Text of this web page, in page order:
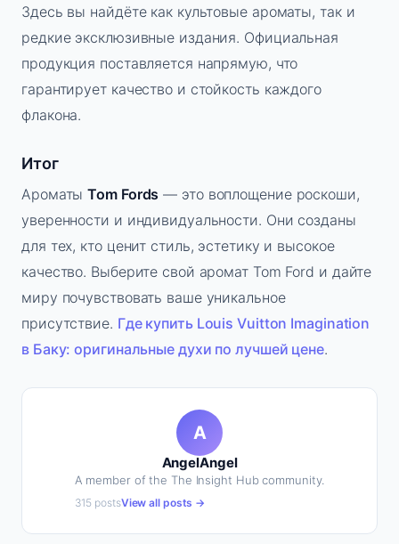
Здесь вы найдёте как культовые ароматы, так и
редкие эксклюзивные издания. Официальная
продукция поставляется напрямую, что
гарантирует качество и стойкость каждого
флакона.
Итог
АроматыTom Fords — это воплощение роскоши,
уверенности и индивидуальности. Они созданы
для тех, кто ценит стиль, эстетику и высокое
качество. Выберите свой аромат Tom Ford и дайте
миру почувствовать ваше уникальное
присутствие. Где купить Louis Vuitton Imagination
в Баку: оригинальные духи по лучшей цене.
A
AngelAngel
A member of the The Insight Hub community.
315 postsView all posts →